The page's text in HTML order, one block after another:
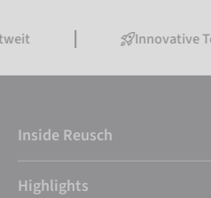
Innovative
Inside Reusch
Highlights